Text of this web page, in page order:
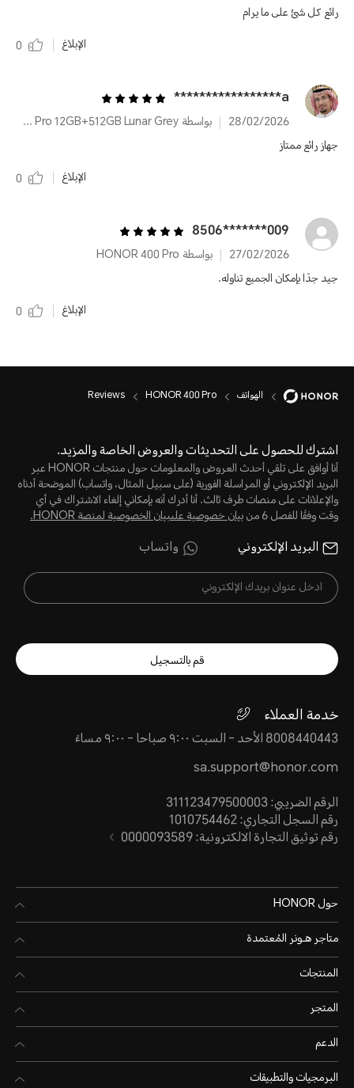
رائع كل شئ على ما يرام
الإبلاغ
0
a*****************
28/02/2026
بواسطة HONOR 400 Pro 12GB+512GB Lunar Grey
جهاز رائع ممتاز
الإبلاغ
0
009*******8506
27/02/2026
بواسطة HONOR 400 Pro
جيد جدًا بإمكان الجميع تناوله.
الإبلاغ
0
الهواتف HONOR 400 Pro
Reviews
اشترك للحصول على التحديثات والعروض الخاصة والمزيد.
أنا أوافق على تلقي أحدث العروض والمعلومات حول منتجات HONOR عبر
البريد الإلكتروني أو المراسلة الفورية (على سبيل المثال، واتساب) الموضحة أدناه
والإعلانات على منصات طرف ثالث. أنا أدرك أنه بإمكاني إلغاء الاشتراك في أي
وقت وفقًا للفصل 6 من
بيان خصوصية علىبيان الخصوصية لمنصة HONOR‬.
البريد الإلكتروني واتساب
قم بالتسجيل
خدمة العملاء
8008440443 الأحد - السبت ٩:٠٠ صباحا - ٩:٠٠ مساءً
sa.support@honor.com
الرقم الضريبي: 311123479500003
رقم السجل التجاري: 1010754462
رقم توثيق التجارة الالكترونية: 0000093589
حول HONOR
متاجر هـونر المُعتمدة
المنتجات
المتجر
الدعم
البرمجيات والتطبيقات